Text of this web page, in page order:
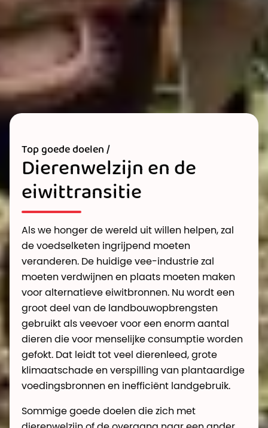
Top goede doelen /
Dierenwelzijn en de
eiwittransitie
Als we honger de wereld uit willen helpen, zal
de voedselketen ingrijpend moeten
veranderen. De huidige vee-industrie zal
moeten verdwijnen en plaats moeten maken
voor alternatieve eiwitbronnen. Nu wordt een
groot deel van de landbouwopbrengsten
gebruikt als veevoer voor een enorm aantal
dieren die voor menselijke consumptie worden
gefokt. Dat leidt tot veel dierenleed, grote
klimaatschade en verspilling van plantaardige
voedingsbronnen en inefficiënt landgebruik.
Sommige goede doelen die zich met